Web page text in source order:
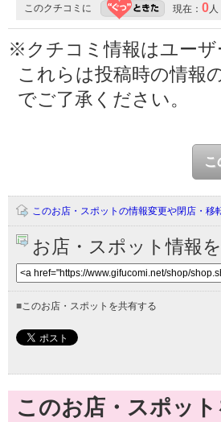
このクチコミに 現在： 0人
※クチコミ情報はユー
これらは投稿時の情報
でご了承ください。
こ
このお店・スポットの情報変更や閉店・移
お店・スポット情報
■このお店・スポットを共有する
このお店・スポッ